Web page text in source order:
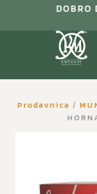
DOBRO
Prodavnica /